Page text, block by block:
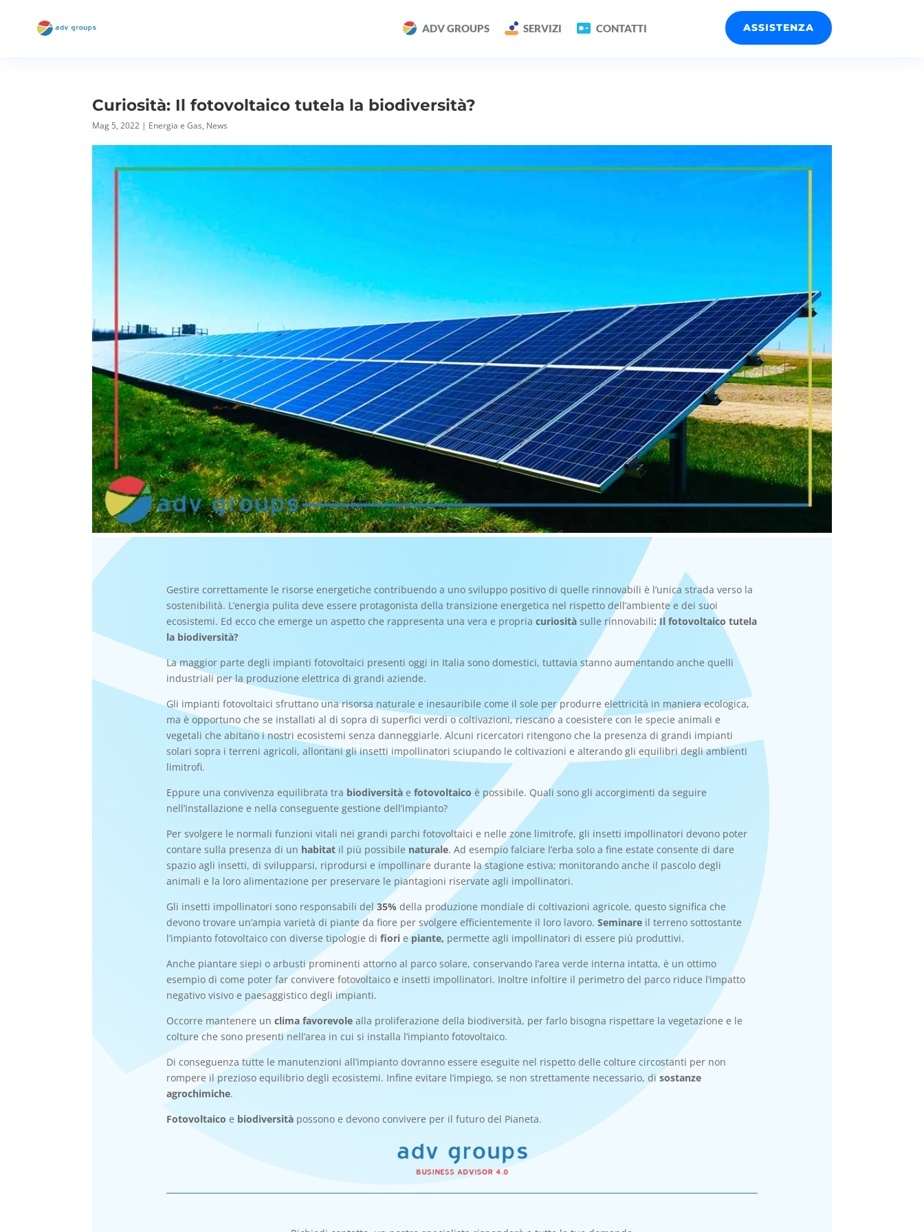
ADV GROUPS SERVIZI CONTATTI ASSISTENZA
Curiosità: Il fotovoltaico tutela la biodiversità?
Mag 5, 2022 | Energia e Gas, News
Gestire correttamente le risorse energetiche contribuendo a uno sviluppo positivo di quelle rinnovabili è l’unica strada verso la
sostenibilità. L’energia pulita deve essere protagonista della transizione energetica nel rispetto dell’ambiente e dei suoi
ecosistemi. Ed ecco che emerge un aspetto che rappresenta una vera e propria curiosità sulle rinnovabili: Il fotovoltaico tutela
la biodiversità?
La maggior parte degli impianti fotovoltaici presenti oggi in Italia sono domestici, tuttavia stanno aumentando anche quelli
industriali per la produzione elettrica di grandi aziende.
Gli impianti fotovoltaici sfruttano una risorsa naturale e inesauribile come il sole per produrre elettricità in maniera ecologica,
ma è opportuno che se installati al di sopra di superfici verdi o coltivazioni, riescano a coesistere con le specie animali e
vegetali che abitano i nostri ecosistemi senza danneggiarle. Alcuni ricercatori ritengono che la presenza di grandi impianti
solari sopra i terreni agricoli, allontani gli insetti impollinatori sciupando le coltivazioni e alterando gli equilibri degli ambienti
limitrofi.
Eppure una convivenza equilibrata tra biodiversitàe fotovoltaico è possibile. Quali sono gli accorgimenti da seguire
nell’installazione e nella conseguente gestione dell’impianto?
Per svolgere le normali funzioni vitali nei grandi parchi fotovoltaici e nelle zone limitrofe, gli insetti impollinatori devono poter
contare sulla presenza di un habitatil più possibile naturale. Ad esempio falciare l’erba solo a fine estate consente di dare
spazio agli insetti, di svilupparsi, riprodursi e impollinare durante la stagione estiva; monitorando anche il pascolo degli
animali e la loro alimentazione per preservare le piantagioni riservate agli impollinatori.
Gli insetti impollinatori sono responsabili del35% della produzione mondiale di coltivazioni agricole, questo significa che
devono trovare un’ampia varietà di piante da fiore per svolgere efficientemente il loro lavoro. Seminareil terreno sottostante
l’impianto fotovoltaico con diverse tipologie di fioriepiante, permette agli impollinatori di essere più produttivi.
Anche piantare siepi o arbusti prominenti attorno al parco solare, conservando l’area verde interna intatta, è un ottimo
esempio di come poter far convivere fotovoltaico e insetti impollinatori. Inoltre infoltire il perimetro del parco riduce l’impatto
negativo visivo e paesaggistico degli impianti.
Occorre mantenere un clima favorevolealla proliferazione della biodiversità, per farlo bisogna rispettare la vegetazione e le
colture che sono presenti nell’area in cui si installa l’impianto fotovoltaico.
Di conseguenza tutte le manutenzioni all’impianto dovranno essere eseguite nel rispetto delle colture circostanti per non
rompere il prezioso equilibrio degli ecosistemi. Infine evitare l’impiego, se non strettamente necessario, disostanze
agrochimiche.
Fotovoltaico e biodiversitàpossono e devono convivere per il futuro del Pianeta.